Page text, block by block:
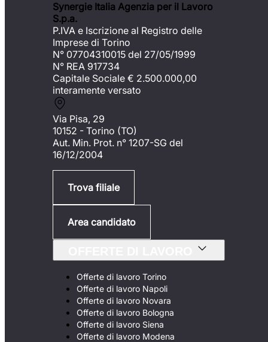
Synergie Italia Agenzia per il Lavoro
S.p.a.
P.IVA e Iscrizione al Registro delle
Imprese di Torino
N° 07704310015 del 27/05/1999
N° REA 917734
Capitale Sociale € 2.500.000,00
interamente versato
Via Pisa, 29
10152 - Torino (TO)
Aut. Min. Prot. n° 1207-SG del
16/12/2004
Trova filiale
Area candidato
Offerte di lavoro Torino
Offerte di lavoro Napoli
Offerte di lavoro Novara
Offerte di lavoro Bologna
Offerte di lavoro Siena
Offerte di lavoro Modena